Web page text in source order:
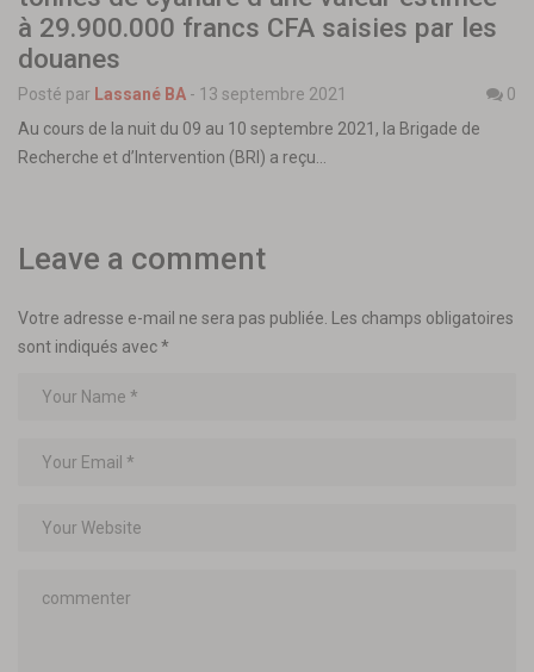
à 29.900.000 francs CFA saisies par les
douanes
Posté par Lassané BA - 13 septembre 2021
0
Au cours de la nuit du 09 au 10 septembre 2021, la Brigade de
Recherche et d’Intervention (BRI) a reçu…
Leave a comment
Votre adresse e-mail ne sera pas publiée.
Les champs obligatoires
sont indiqués avec*